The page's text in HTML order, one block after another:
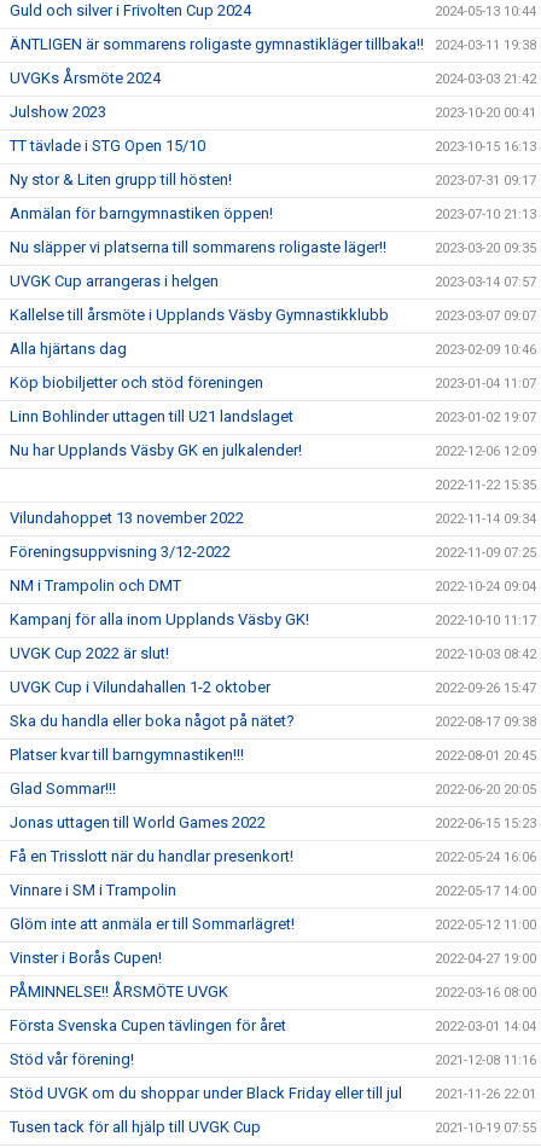
Guld och silver i Frivolten Cup 2024 2024-05-13 10:44
ÄNTLIGEN är sommarens roligaste gymnastikläger tillbaka!! 2024-03-11 19:38
UVGKs Årsmöte 2024 2024-03-03 21:42
Julshow 2023 2023-10-20 00:41
TT tävlade i STG Open 15/10 2023-10-15 16:13
Ny stor & Liten grupp till hösten! 2023-07-31 09:17
Anmälan för barngymnastiken öppen! 2023-07-10 21:13
Nu släpper vi platserna till sommarens roligaste läger!! 2023-03-20 09:35
UVGK Cup arrangeras i helgen 2023-03-14 07:57
Kallelse till årsmöte i Upplands Väsby Gymnastikklubb 2023-03-07 09:07
Alla hjärtans dag 2023-02-09 10:46
Köp biobiljetter och stöd föreningen 2023-01-04 11:07
Linn Bohlinder uttagen till U21 landslaget 2023-01-02 19:07
Nu har Upplands Väsby GK en julkalender! 2022-12-06 12:09
2022-11-22 15:35
Vilundahoppet 13 november 2022 2022-11-14 09:34
Föreningsuppvisning 3/12-2022 2022-11-09 07:25
NM i Trampolin och DMT 2022-10-24 09:04
Kampanj för alla inom Upplands Väsby GK! 2022-10-10 11:17
UVGK Cup 2022 är slut! 2022-10-03 08:42
UVGK Cup i Vilundahallen 1-2 oktober 2022-09-26 15:47
Ska du handla eller boka något på nätet? 2022-08-17 09:38
Platser kvar till barngymnastiken!!! 2022-08-01 20:45
Glad Sommar!!! 2022-06-20 20:05
Jonas uttagen till World Games 2022 2022-06-15 15:23
Få en Trisslott när du handlar presenkort! 2022-05-24 16:06
Vinnare i SM i Trampolin 2022-05-17 14:00
Glöm inte att anmäla er till Sommarlägret! 2022-05-12 11:00
Vinster i Borås Cupen! 2022-04-27 19:00
PÅMINNELSE!! ÅRSMÖTE UVGK 2022-03-16 08:00
Första Svenska Cupen tävlingen för året 2022-03-01 14:04
Stöd vår förening! 2021-12-08 11:16
Stöd UVGK om du shoppar under Black Friday eller till jul 2021-11-26 22:01
Tusen tack för all hjälp till UVGK Cup 2021-10-19 07:55